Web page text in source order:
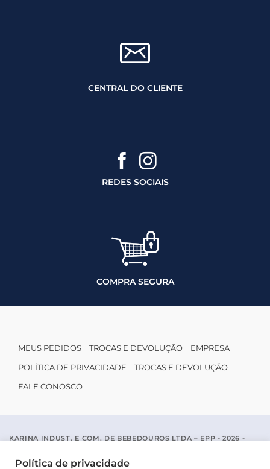
CENTRAL DO CLIENTE
REDES SOCIAIS
COMPRA SEGURA
MEUS PEDIDOS TROCAS E DEVOLUÇÃO EMPRESA
POLÍTICA DE PRIVACIDADE TROCAS E DEVOLUÇÃO
FALE CONOSCO
KARINA INDUST. E COM. DE BEBEDOUROS LTDA – EPP - 2026 -
DO RIO PRETO / SP - CEP 15077-456
Política de privacidade